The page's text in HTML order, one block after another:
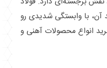
آن، با وابستگی شدیدی رو
انواع محصولات آهنی و